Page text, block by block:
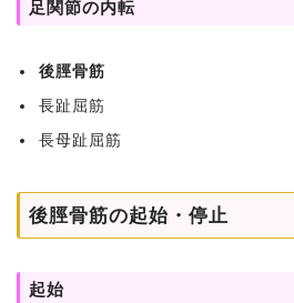
足関節の内転
後脛骨筋
長趾屈筋
長母趾屈筋
後脛骨筋の起始・停止
起始